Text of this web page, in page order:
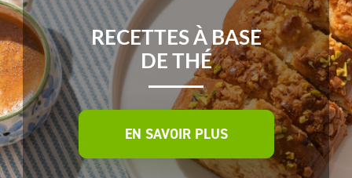
RECETTES À BASE
DE THÉ
EN SAVOIR PLUS